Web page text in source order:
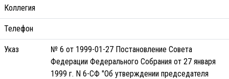
Коллегия
Телефон
Указ
№ 6 от 1999-01-27 Постановление Совета
Федерации Федерального Собрания от 27 января
1999 г. N 6-СФ "Об утверждении председателя